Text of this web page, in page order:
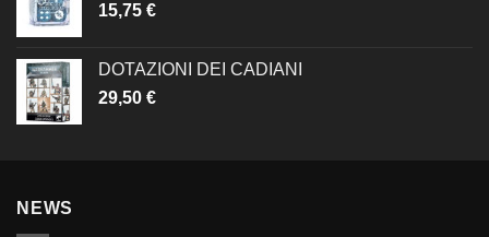
15,75 €
DOTAZIONI DEI CADIANI
29,50 €
NEWS